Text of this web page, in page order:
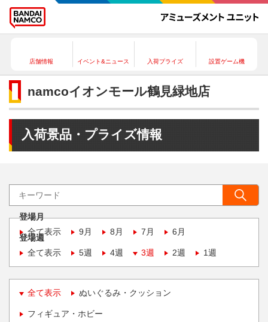
店舗情報 イベント&ニュース 入荷プライズ 設置ゲーム機
namcoイオンモール鶴見緑地店
入荷景品・プライズ情報
登場月
全て表示
9月 8月 7月 6月
登場週
全て表示
5週 4週 3週 2週 1週
全て表示 ぬいぐるみ・クッション
フィギュア・ホビー